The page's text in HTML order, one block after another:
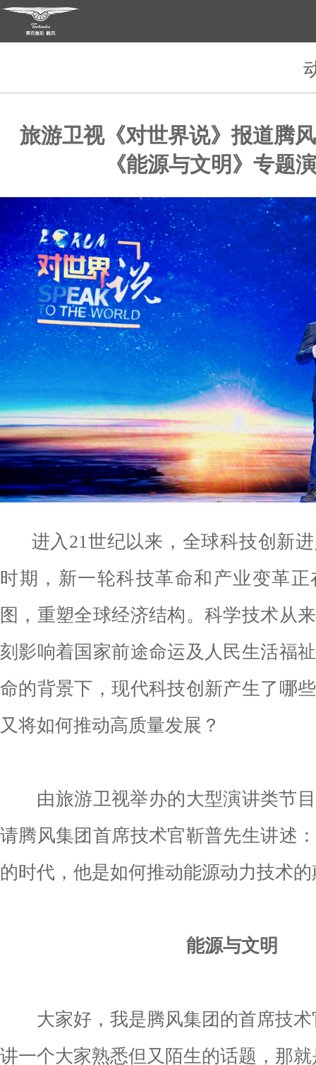
旅游卫视《对世界说》报道腾
《能源与文明》专题
进入21世纪以来，全球科技创新
时期，新一轮科技革命和产业变革
图，重塑全球经济结构。科学技术从
刻影响着国家前途命运及人民生活福
命的背景下，现代科技创新产生了哪
又将如何推动高质量发展？
由旅游卫视举办的大型演讲类节目
请腾风集团首席技术官靳普先生讲述
的时代，他是如何推动能源动力技术
能源与文明
大家好，我是腾风集团的首席技术
讲一个大家熟悉但又陌生的话题，那